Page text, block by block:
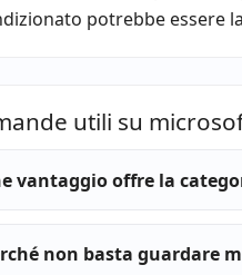
potrebbe essere
utili su
vantaggio offre la
non basta guardare